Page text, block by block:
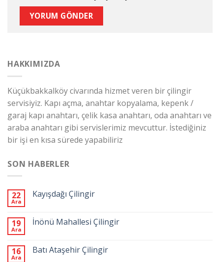
HAKKIMIZDA
Küçükbakkalköy civarında hizmet veren bir çilingir
servisiyiz. Kapı açma, anahtar kopyalama, kepenk /
garaj kapı anahtarı, çelik kasa anahtarı, oda anahtarı ve
araba anahtarı gibi servislerimiz mevcuttur. İstediğiniz
bir işi en kısa sürede yapabiliriz
SON HABERLER
22
Ara
Kayışdağı Çilingir
19
Ara
İnönü Mahallesi Çilingir
16
Ara
Batı Ataşehir Çilingir